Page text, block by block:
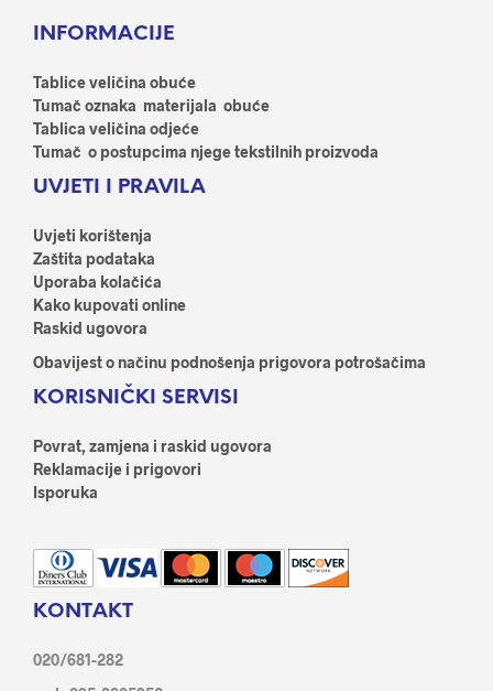
na
proizvoda
INFORMACIJE
Tablice veličina obuće
Tumač oznaka materijala obuće
Tablica veličina odjeće
Tumač o postupcima njege tekstilnih proizvoda
UVJETI I PRAVILA
Uvjeti korištenja
Zaštita podataka
Uporaba kolačića
Kako kupovati online
Raskid ugovora
Obavijest o načinu podnošenja prigovora potrošačima
KORISNIČKI SERVISI
Povrat, zamjena i raskid ugovora
Reklamacije i prigovori
Isporuka
KONTAKT
020/681-282